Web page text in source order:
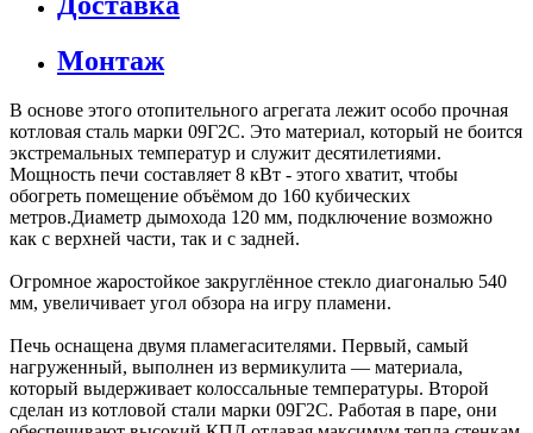
Монтаж
В основе этого отопительного агрегата лежит особо прочная
котловая сталь марки 09Г2С. Это материал, который не боится
экстремальных температур и служит десятилетиями.
Мощность печи составляет 8 кВт - этого хватит, чтобы
обогреть помещение объёмом до 160 кубических
метров.Диаметр дымохода 120 мм, подключение возможно
как с верхней части, так и с задней.
Огромное жаростойкое закруглённое стекло диагональю 540
мм, увеличивает угол обзора на игру пламени.
Печь оснащена двумя пламегасителями. Первый, самый
нагруженный, выполнен из вермикулита — материала,
который выдерживает колоссальные температуры. Второй
сделан из котловой стали марки 09Г2С. Работая в паре, они